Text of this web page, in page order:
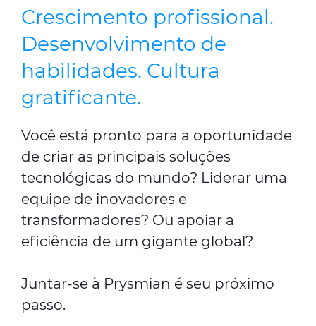
Crescimento profissional.
Desenvolvimento de
habilidades. Cultura
gratificante.
Você está pronto para a oportunidade
de criar as principais soluções
tecnológicas do mundo? Liderar uma
equipe de inovadores e
transformadores? Ou apoiar a
eficiência de um gigante global?
Juntar-se à Prysmian é seu próximo
passo.